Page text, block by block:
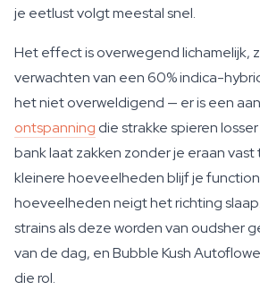
je eetlust volgt meestal snel.
Het effect is overwegend lichamelijk,
verwachten van een 60% indica-
het niet overweldigend — er is een
ontspanning die strakke spieren
bank laat zakken zonder je eraan vast
kleinere hoeveelheden blijf je
hoeveelheden neigt het richting
strains als deze worden van oudsher
van de dag, en Bubble Kush
die rol.